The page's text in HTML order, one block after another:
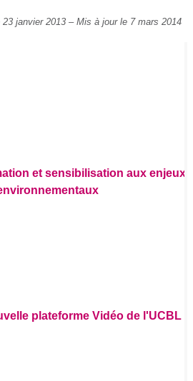
23 janvier 2013 – Mis à jour le 7 mars 2014
et sensibilisation aux enjeux
plateforme Vidéo de l'UCBL